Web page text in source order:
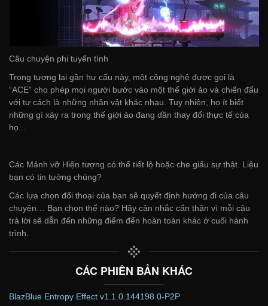
Câu chuyện phi tuyến tính
Trong tương lai gần hư cấu này, một công nghệ được gọi là
“ACE” cho phép mọi người bước vào một thế giới ảo và chiến đấu
với tư cách là những nhân vật khác nhau. Tuy nhiên, họ ít biết
những gì xảy ra trong thế giới ảo đang dần thay đổi thực tế của
họ...
Các Mảnh vỡ Hiện tượng có thể tiết lộ hoặc che giấu sự thật. Liệu
bạn có tin tưởng chúng?
Các lựa chọn đối thoại của bạn sẽ quyết định hướng đi của câu
chuyện… Bạn chọn thế nào? Hãy cân nhắc cẩn thận vì mỗi câu
trả lời sẽ dẫn đến những điểm đến hoàn toàn khác ở cuối hành
trình.
CÁC PHIÊN BẢN KHÁC
BlazBlue Entropy Effect v1.1.0.144198.0-P2P